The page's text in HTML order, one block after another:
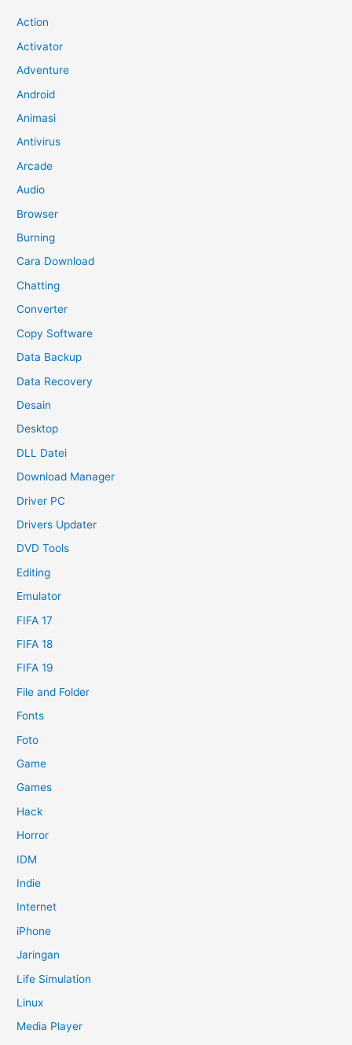
Action
Activator
Adventure
Android
Animasi
Antivirus
Arcade
Audio
Browser
Burning
Cara Download
Chatting
Converter
Copy Software
Data Backup
Data Recovery
Desain
Desktop
DLL Datei
Download Manager
Driver PC
Drivers Updater
DVD Tools
Editing
Emulator
FIFA 17
FIFA 18
FIFA 19
File and Folder
Fonts
Foto
Game
Games
Hack
Horror
IDM
Indie
Internet
iPhone
Jaringan
Life Simulation
Linux
Media Player